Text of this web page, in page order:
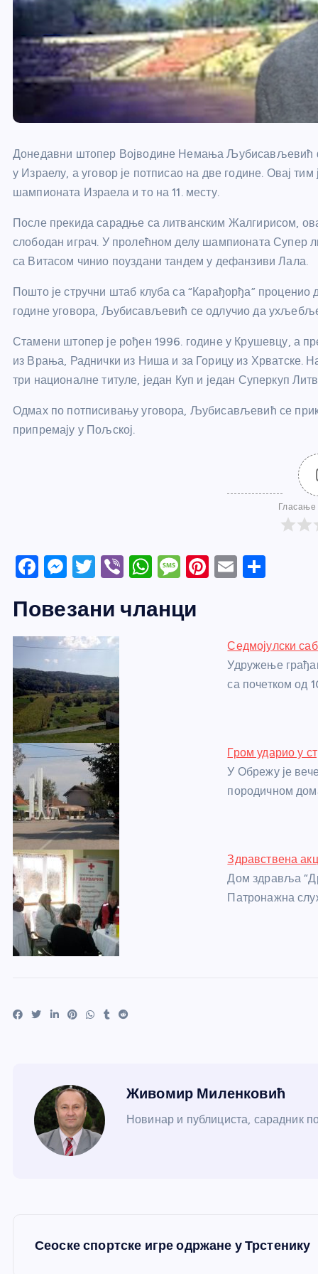
Донедавни штопер Војводине Немања Љубисављевић
у Израелу, а уговор је потписао на две године. Овај
шампионата Израела и то на 11. месту.
После прекида сарадње са литванским Жалгирисом,
слободан играч. У пролећном делу шампионата Супер
са Витасом чинио поуздани тандем у дефанзиви Лала.
Пошто је стручни штаб клуба са “Карађорђа” проценио
године уговора, Љубисављевић се одлучио да
Стамени штопер је рођен 1996. године у Крушевцу, а
из Врања, Раднички из Ниша и за Горицу из Хрватске.
три националне титуле, један Куп и један Суперкуп
Одмах по потписивању уговора, Љубисављевић се
припремају у Пољској.
Гласање
F
c
e
b
o
o
k
M
ss
e
n
g
er
T
itt
er
Vi
er
W
at
M
ss
Pi
st
E
Повезани чланци
Седмојулски
Удружење
са почетком од
Гром ударио у
У Обрежу је
породичном
Здравствена
Дом здравља
Патронажна
Живомир Миленковић
Новинар и публициста, сарадник
Сеоске спортске игре одржане у Трстенику